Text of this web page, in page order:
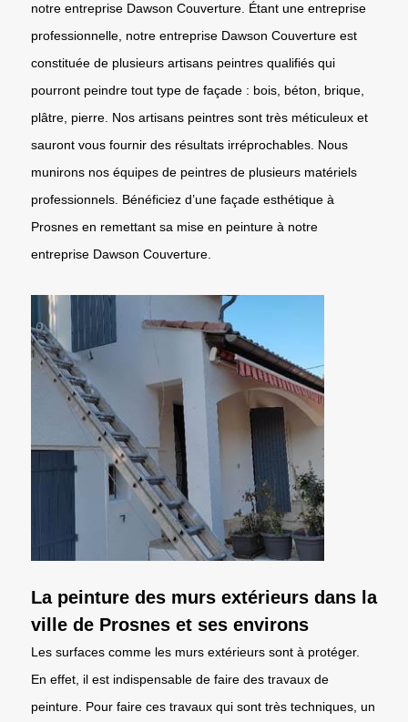
notre entreprise Dawson Couverture. Étant une entreprise
professionnelle, notre entreprise Dawson Couverture est
constituée de plusieurs artisans peintres qualifiés qui
pourront peindre tout type de façade : bois, béton, brique,
plâtre, pierre. Nos artisans peintres sont très méticuleux et
sauront vous fournir des résultats irréprochables. Nous
munirons nos équipes de peintres de plusieurs matériels
professionnels. Bénéficiez d’une façade esthétique à
Prosnes en remettant sa mise en peinture à notre
entreprise Dawson Couverture.
La peinture des murs extérieurs dans la
ville de Prosnes et ses environs
Les surfaces comme les murs extérieurs sont à protéger.
En effet, il est indispensable de faire des travaux de
peinture. Pour faire ces travaux qui sont très techniques, un